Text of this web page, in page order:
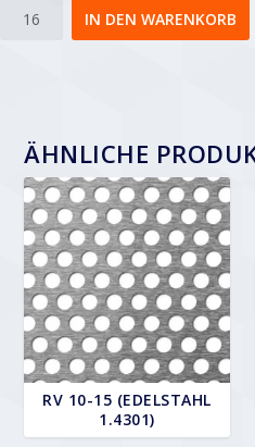
IN DEN WARENKORB
ÄHNLICHE
RV 10-15 (EDELSTAHL
1.4301)